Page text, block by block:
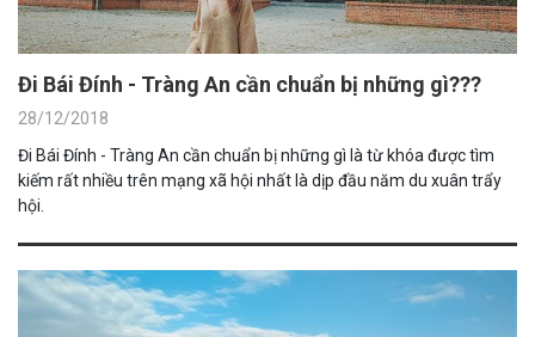
Đi Bái Đính - Tràng An cần chuẩn bị những gì???
28/12/2018
Đi Bái Đính - Tràng An cần chuẩn bị những gì là từ khóa được tìm
kiếm rất nhiều trên mạng xã hội nhất là dịp đầu năm du xuân trẩy
hội.